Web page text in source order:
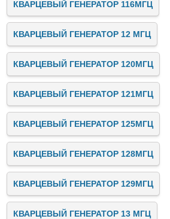
КВАРЦЕВЫЙ ГЕНЕРАТОР 116МГЦ
КВАРЦЕВЫЙ ГЕНЕРАТОР 12 МГЦ
КВАРЦЕВЫЙ ГЕНЕРАТОР 120МГЦ
КВАРЦЕВЫЙ ГЕНЕРАТОР 121МГЦ
КВАРЦЕВЫЙ ГЕНЕРАТОР 125МГЦ
КВАРЦЕВЫЙ ГЕНЕРАТОР 128МГЦ
КВАРЦЕВЫЙ ГЕНЕРАТОР 129МГЦ
КВАРЦЕВЫЙ ГЕНЕРАТОР 13 МГЦ